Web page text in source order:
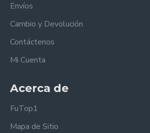
Envíos
Cambio y Devolución
Contáctenos
Mi Cuenta
Acerca de
FuTop1
Mapa de Sitio